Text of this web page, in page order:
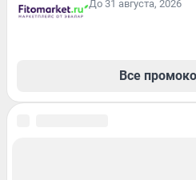
До 31 августа, 2026
Все